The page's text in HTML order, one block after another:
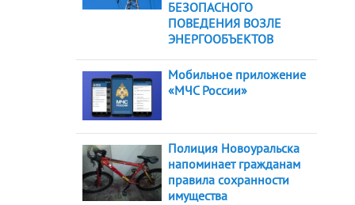
БЕЗОПАСНОГО
ПОВЕДЕНИЯ ВОЗЛЕ
ЭНЕРГООБЪЕКТОВ
Мобильное приложение
«МЧС России»
Полиция Новоуральска
напоминает гражданам
правила сохранности
имущества